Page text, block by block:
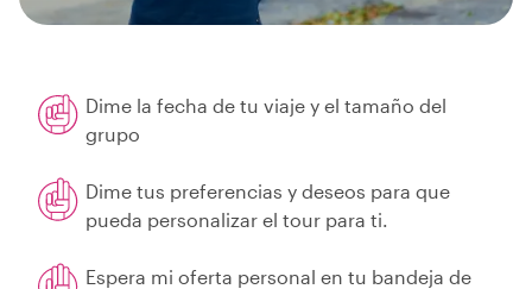
Dime la fecha de tu viaje y el tamaño del
grupo
Dime tus preferencias y deseos para que
pueda personalizar el tour para ti.
Espera mi oferta personal en tu bandeja de